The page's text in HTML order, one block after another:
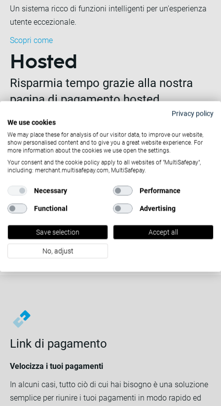
Un sistema ricco di funzioni intelligenti per un'esperienza
utente eccezionale.
Scopri come
Hosted
Risparmia tempo grazie alla nostra
pagina di pagamento hosted
Se il tuo obiettivo è impiegare meno tempo per il
checkout, ma vuoi comunque offrire un'esperienza di
acquisto di prima classe, non cercare oltre.
Le nostre pagine di pagamento hosted e sicure si
possono adattare al look and feel del tuo sito, per
consentire un percorso utente fluido e senza interruzioni.
Supportando tutti i nostri metodi di pagamento e le
funzionalità per aumentare la conversione.
Per saperne di più
Link di pagamento
Velocizza i tuoi pagamenti
In alcuni casi, tutto ciò di cui hai bisogno è una soluzione
semplice per riunire i tuoi pagamenti in modo rapido ed
Privacy policy
We use cookies
We may place these for analysis of our visitor data, to improve our website,
show personalised content and to give you a great website experience. For
more information about the cookies we use open the settings.
Your consent and the cookie policy apply to all websites of "MultiSafepay",
including: merchant.multisafepay.com, MultiSafepay.
Necessary Performance
Functional Advertising
Save selection Accept all
No, adjust